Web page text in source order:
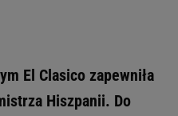
El Clasico zapewniła
Hiszpanii. Do